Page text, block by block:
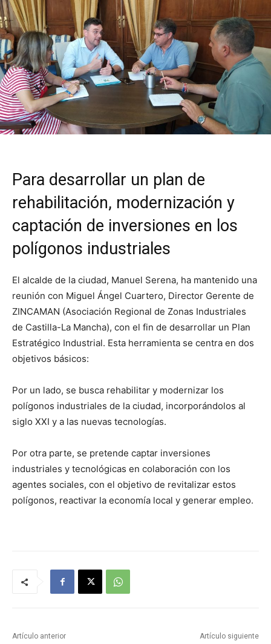
Para desarrollar un plan de
rehabilitación, modernización y
captación de inversiones en los
polígonos industriales
El alcalde de la ciudad, Manuel Serena, ha mantenido una
reunión con Miguel Ángel Cuartero, Director Gerente de
ZINCAMAN (Asociación Regional de Zonas Industriales
de Castilla-La Mancha), con el fin de desarrollar un Plan
Estratégico Industrial. Esta herramienta se centra en dos
objetivos básicos:
Por un lado, se busca rehabilitar y modernizar los
polígonos industriales de la ciudad, incorporándolos al
siglo XXI y a las nuevas tecnologías.
Por otra parte, se pretende captar inversiones
industriales y tecnológicas en colaboración con los
agentes sociales, con el objetivo de revitalizar estos
polígonos, reactivar la economía local y generar empleo.
Artículo anterior Artículo siguiente